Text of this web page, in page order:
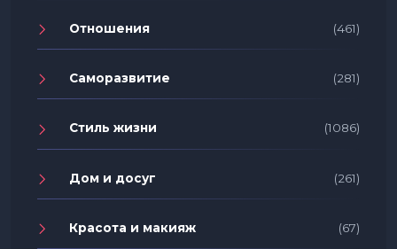
Отношения (461)
Саморазвитие (281)
Стиль жизни (1086)
Дом и досуг (261)
Красота и макияж (67)